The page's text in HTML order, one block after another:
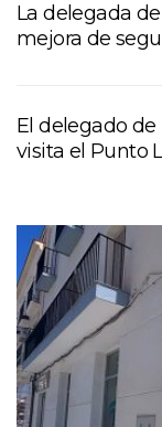
La delegada
mejora de
El delegado
visita el Punto